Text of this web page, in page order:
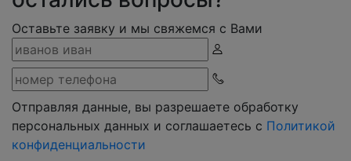
Оставьте заявку и мы свяжемся с Вами
Отправляя данные, вы разрешаете обработку
персональных данных и соглашаетесь с Политикой
конфиденциальности